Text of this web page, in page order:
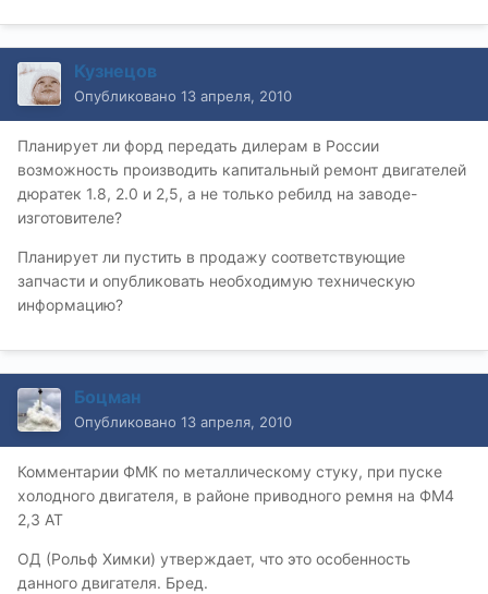
Кузнецов
Опубликовано 13 апреля, 2010
Планирует ли форд передать дилерам в России
возможность производить капитальный ремонт двигателей
дюратек 1.8, 2.0 и 2,5, а не только ребилд на заводе-
изготовителе?
Планирует ли пустить в продажу соответствующие
запчасти и опубликовать необходимую техническую
информацию?
Боцман
Опубликовано 13 апреля, 2010
Комментарии ФМК по металлическому стуку, при пуске
холодного двигателя, в районе приводного ремня на ФМ4
2,3 АТ
ОД (Рольф Химки) утверждает, что это особенность
данного двигателя. Бред.